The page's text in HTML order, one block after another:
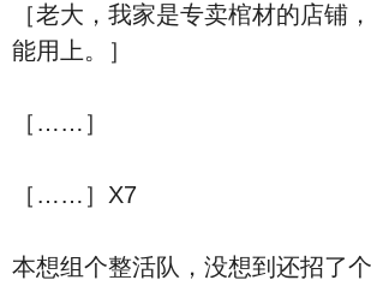
［老大，我家是专卖棺材的店铺
能用上。］
［……］
［……］X7
本想组个整活队，没想到还招了个